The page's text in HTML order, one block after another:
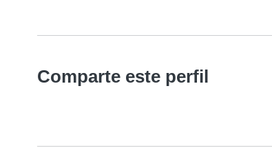
Comparte este perfil